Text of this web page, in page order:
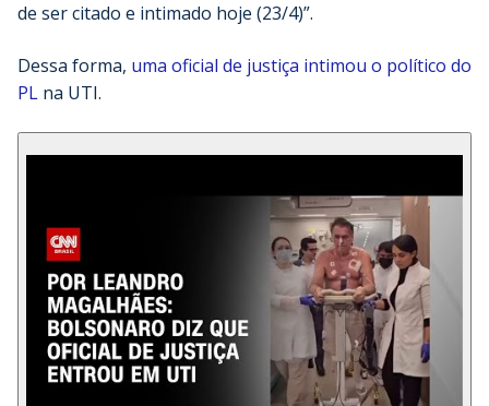
de ser citado e intimado hoje (23/4)”.
Dessa forma, uma oficial de justiça intimou o político do
PL na UTI.